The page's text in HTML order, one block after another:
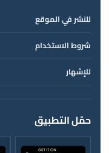
للنشر في الموقع
شروط الاستخدام
للإشهار
حمّل التطبيق